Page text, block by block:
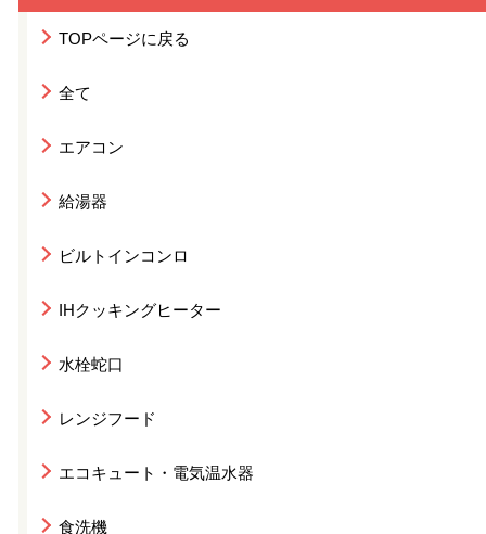
TOPページに戻る
全て
エアコン
給湯器
ビルトインコンロ
IHクッキングヒーター
水栓蛇口
レンジフード
エコキュート・電気温水器
食洗機